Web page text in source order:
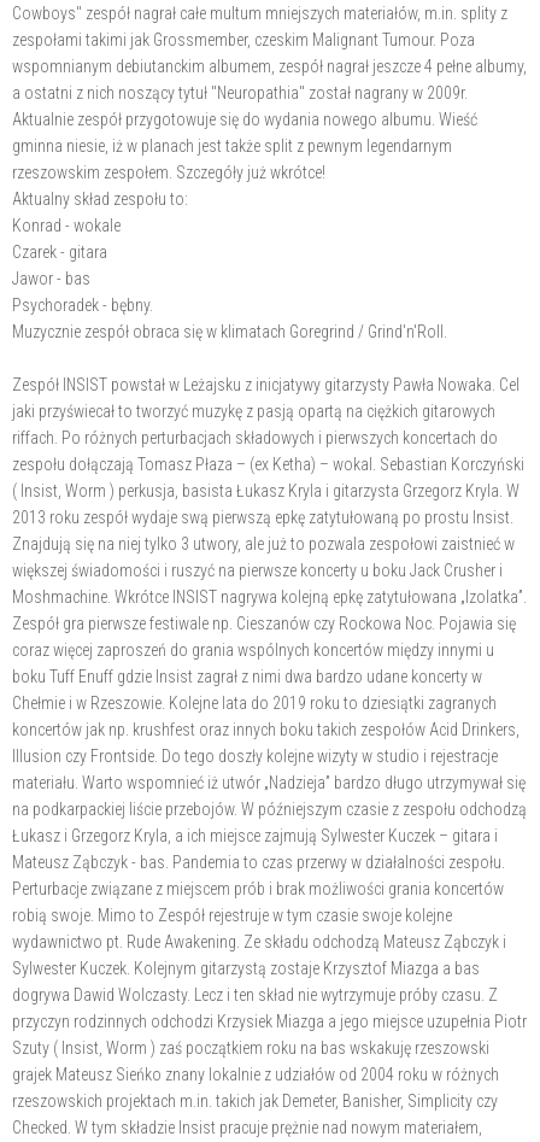
Cowboys" zespół nagrał całe multum mniejszych materiałów, m.in. splity z
zespołami takimi jak Grossmember, czeskim Malignant Tumour. Poza
wspomnianym debiutanckim albumem, zespół nagrał jeszcze 4 pełne albumy,
a ostatni z nich noszący tytuł "Neuropathia" został nagrany w 2009r.
Aktualnie zespół przygotowuje się do wydania nowego albumu. Wieść
gminna niesie, iż w planach jest także split z pewnym legendarnym
rzeszowskim zespołem. Szczegóły już wkrótce!
Aktualny skład zespołu to:
Konrad - wokale
Czarek - gitara
Jawor - bas
Psychoradek - bębny.
Muzycznie zespół obraca się w klimatach Goregrind / Grind'n'Roll.
Zespół INSIST powstał w Leżajsku z inicjatywy gitarzysty Pawła Nowaka. Cel
jaki przyświecał to tworzyć muzykę z pasją opartą na ciężkich gitarowych
riffach. Po różnych perturbacjach składowych i pierwszych koncertach do
zespołu dołączają Tomasz Płaza – (ex Ketha) – wokal. Sebastian Korczyński
( Insist, Worm ) perkusja, basista Łukasz Kryla i gitarzysta Grzegorz Kryla. W
2013 roku zespół wydaje swą pierwszą epkę zatytułowaną po prostu Insist.
Znajdują się na niej tylko 3 utwory, ale już to pozwala zespołowi zaistnieć w
większej świadomości i ruszyć na pierwsze koncerty u boku Jack Crusher i
Moshmachine. Wkrótce INSIST nagrywa kolejną epkę zatytułowana „Izolatka”.
Zespół gra pierwsze festiwale np. Cieszanów czy Rockowa Noc. Pojawia się
coraz więcej zaproszeń do grania wspólnych koncertów między innymi u
boku Tuff Enuff gdzie Insist zagrał z nimi dwa bardzo udane koncerty w
Chełmie i w Rzeszowie. Kolejne lata do 2019 roku to dziesiątki zagranych
koncertów jak np. krushfest oraz innych boku takich zespołów Acid Drinkers,
Illusion czy Frontside. Do tego doszły kolejne wizyty w studio i rejestracje
materiału. Warto wspomnieć iż utwór „Nadzieja” bardzo długo utrzymywał się
na podkarpackiej liście przebojów. W późniejszym czasie z zespołu odchodzą
Łukasz i Grzegorz Kryla, a ich miejsce zajmują Sylwester Kuczek – gitara i
Mateusz Ząbczyk - bas. Pandemia to czas przerwy w działalności zespołu.
Perturbacje związane z miejscem prób i brak możliwości grania koncertów
robią swoje. Mimo to Zespół rejestruje w tym czasie swoje kolejne
wydawnictwo pt. Rude Awakening. Ze składu odchodzą Mateusz Ząbczyk i
Sylwester Kuczek. Kolejnym gitarzystą zostaje Krzysztof Miazga a bas
dogrywa Dawid Wolczasty. Lecz i ten skład nie wytrzymuje próby czasu. Z
przyczyn rodzinnych odchodzi Krzysiek Miazga a jego miejsce uzupełnia Piotr
Szuty ( Insist, Worm ) zaś początkiem roku na bas wskakuję rzeszowski
grajek Mateusz Sieńko znany lokalnie z udziałów od 2004 roku w różnych
rzeszowskich projektach m.in. takich jak Demeter, Banisher, Simplicity czy
Checked. W tym składzie Insist pracuje prężnie nad nowym materiałem,